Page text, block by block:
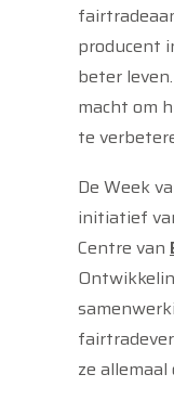
producent
beter
macht om
te
De Week
initiatief
Centre van
ze allemaal